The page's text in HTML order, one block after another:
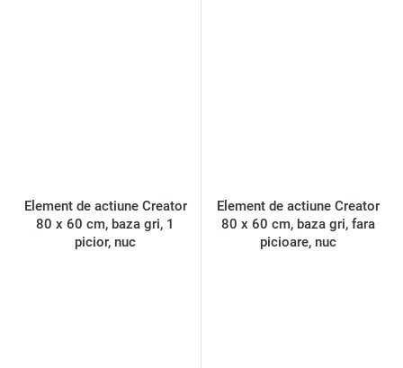
Element de actiune Creator
80 x 60 cm, baza gri, 1
picior, nuc
Element de actiune Creator
80 x 60 cm, baza gri, fara
picioare, nuc